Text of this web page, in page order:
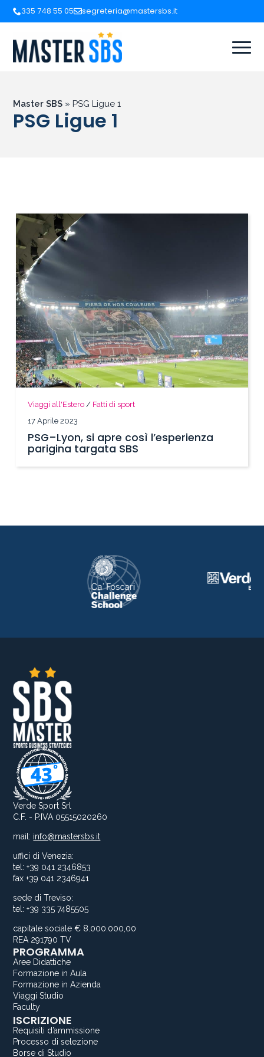
335 748 55 05 segreteria@mastersbs.it
Master SBS » PSG Ligue 1
PSG Ligue 1
Viaggi all'Estero / Fatti di sport
17 Aprile 2023
PSG–Lyon, si apre così l’esperienza
parigina targata SBS
Verde Sport Srl
C.F. - P.IVA 05515020260
mail: info@mastersbs.it
uffici di Venezia:
tel: +39 041 2346853
fax +39 041 2346941
sede di Treviso:
tel: +39 335 7485505
capitale sociale € 8.000.000,00
REA 291790 TV
PROGRAMMA
Aree Didattiche
Formazione in Aula
Formazione in Azienda
Viaggi Studio
Faculty
ISCRIZIONE
Requisiti d’ammissione
Processo di selezione
Borse di Studio